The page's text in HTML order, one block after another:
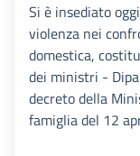
Si è insediato
violenza nei
domestica,
dei ministri -
decreto della
famiglia del 12